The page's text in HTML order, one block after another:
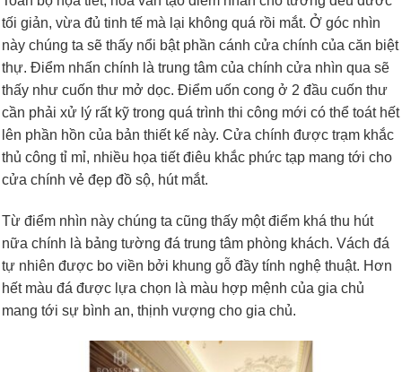
tối giản, vừa đủ tinh tế mà lại không quá rồi mắt. Ở góc nhìn
này chúng ta sẽ thấy nổi bật phần cánh cửa chính của căn biệt
thự. Điểm nhấn chính là trung tâm của chính cửa nhìn qua sẽ
thấy như cuốn thư mở dọc. Điểm uốn cong ở 2 đầu cuốn thư
cần phải xử lý rất kỹ trong quá trình thi công mới có thể toát hết
lên phần hồn của bản thiết kế này. Cửa chính được trạm khắc
thủ công tỉ mỉ, nhiều họa tiết điêu khắc phức tạp mang tới cho
cửa chính vẻ đẹp đồ sộ, hút mắt.
Từ điểm nhìn này chúng ta cũng thấy một điểm khá thu hút
nữa chính là bảng tường đá trung tâm phòng khách. Vách đá
tự nhiên được bo viền bởi khung gỗ đầy tính nghệ thuật. Hơn
hết màu đá được lựa chọn là màu hợp mệnh của gia chủ
mang tới sự bình an, thịnh vượng cho gia chủ.